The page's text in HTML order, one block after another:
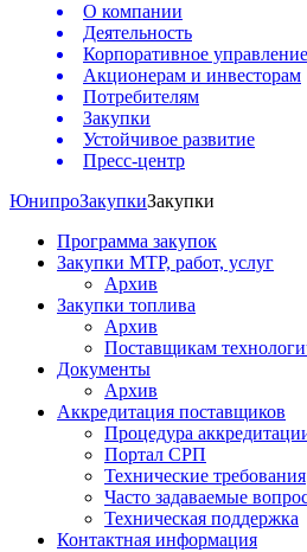
О компании
Деятельность
Корпоративное управление
Акционерам и инвесторам
Потребителям
Закупки
Устойчивое развитие
Пресс-центр
ЮнипроЗакупкиЗакупки
Программа закупок
Закупки МТР, работ, услуг
Архив
Закупки топлива
Архив
Поставщикам
Документы
Архив
Аккредитация поставщиков
Процедура
Портал СРП
Технические требования
Часто задаваемые
Техническая поддержка
Контактная информация